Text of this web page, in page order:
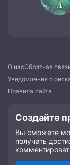
О насОбратная
Уведомления о
Правила сайта
Создайте
Вы сможете
получать